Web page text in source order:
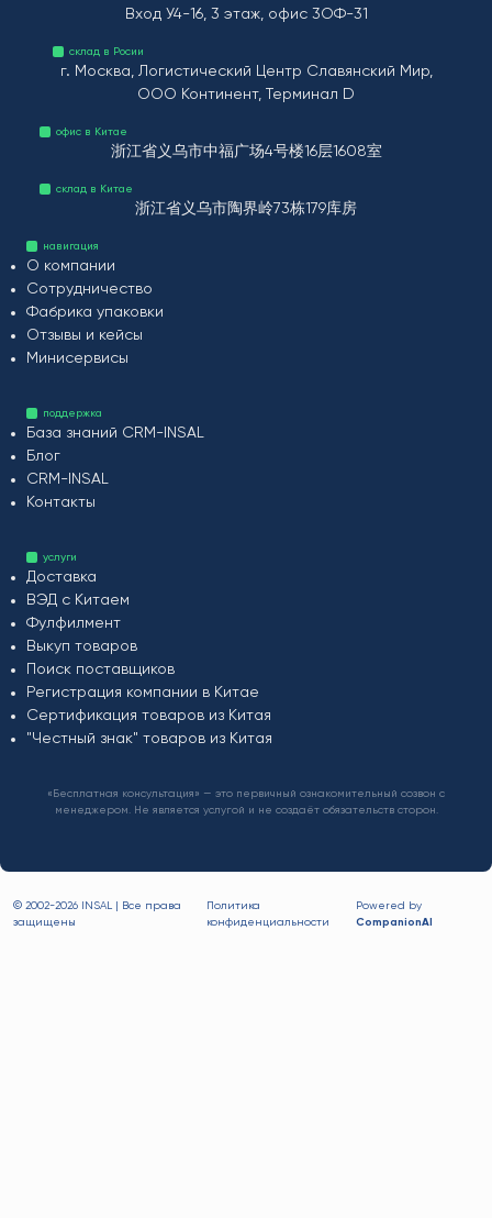
Вход У4-16, 3 этаж, офис 3ОФ-31
склад в Росии
г. Москва, Логистический Центр Славянский Мир,
ООО Континент, Терминал D
офис в Китае
浙江省义乌市中福广场4号楼16层1608室
склад в Китае
浙江省义乌市陶界岭73栋179库房
навигация
О компании
Сотрудничество
Фабрика упаковки
Отзывы и кейсы
Минисервисы
поддержка
База знаний CRM-INSAL
Блог
CRM-INSAL
Контакты
услуги
Доставка
ВЭД с Китаем
Фулфилмент
Выкуп товаров
Поиск поставщиков
Регистрация компании в Китае
Сертификация товаров из Китая
"Честный знак" товаров из Китая
«Бесплатная консультация» — это первичный ознакомительный созвон с
менеджером. Не является услугой и не создаёт обязательств сторон.
© 2002-2026 INSAL | Все права
защищены
Политика
конфиденциальности
Powered by
CompanionAI